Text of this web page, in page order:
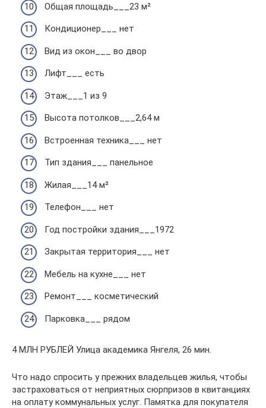
Общая площадь___23 м²
Кондиционер___ нет
Вид из окон___ во двор
Лифт___ есть
Этаж___1 из 9
Высота потолков___2,64 м
Встроенная техника___ нет
Тип здания___ панельное
Жилая___14 м²
Телефон___ нет
Год постройки здания___1972
Закрытая территория___ нет
Мебель на кухне___ нет
Ремонт___ косметический
Парковка___ рядом
4 МЛН РУБЛЕЙ Улица академика Янгеля, 26 мин.
Что надо спросить у прежних владельцев жилья, чтобы
застраховаться от неприятных сюрпризов в квитанциях
на оплату коммунальных услуг. Памятка для покупателя